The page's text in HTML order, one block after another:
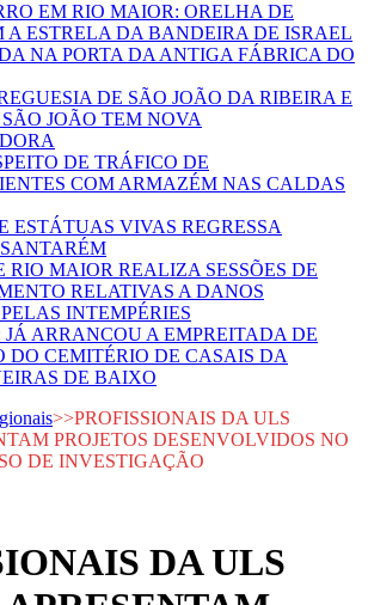
EM RIO MAIOR: ORELHA DE
A ESTRELA DA BANDEIRA DE ISRAEL
NA PORTA DA ANTIGA FÁBRICA DO
DE SÃO JOÃO DA RIBEIRA E
JOÃO TEM NOVA
DE TRÁFICO DE
COM ARMAZÉM NAS CALDAS
ESTÁTUAS VIVAS REGRESSA
RIO MAIOR REALIZA SESSÕES DE
RELATIVAS A DANOS
INTEMPÉRIES
ARRANCOU A EMPREITADA DE
DO CEMITÉRIO DE CASAIS DA
DE BAIXO
>>PROFISSIONAIS DA ULS
PROJETOS DESENVOLVIDOS NO
DE INVESTIGAÇÃO
DA ULS